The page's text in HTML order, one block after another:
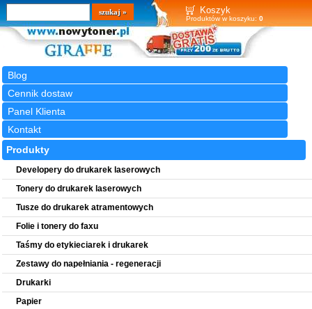
Koszyk
Produktów w koszyku: 0
Blog
Cennik dostaw
Panel Klienta
Kontakt
Wyszukiwarka
szukaj
Produkty
Developery do drukarek laserowych
Tonery do drukarek laserowych
Tusze do drukarek atramentowych
Folie i tonery do faxu
Taśmy do etykieciarek i drukarek
Zestawy do napełniania - regeneracji
Drukarki
Papier